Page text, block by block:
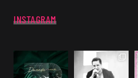
INSTAGRAM